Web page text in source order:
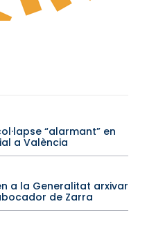
“alarmant” en
a València
a la Generalitat arxivar
de Zarra